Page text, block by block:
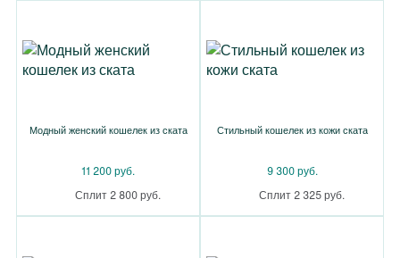
Модный женский кошелек из ската
11 200 руб.
Сплит 2 800 руб.
Стильный кошелек из кожи ската
9 300 руб.
Сплит 2 325 руб.